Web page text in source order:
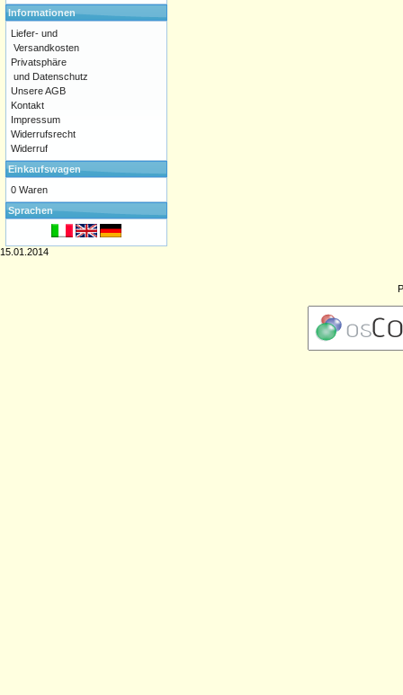
Informationen
Liefer- und
Versandkosten
Privatsphäre
und Datenschutz
Unsere AGB
Kontakt
Impressum
Widerrufsrecht
Widerruf
Einkaufswagen
0 Waren
Sprachen
15.01.2014